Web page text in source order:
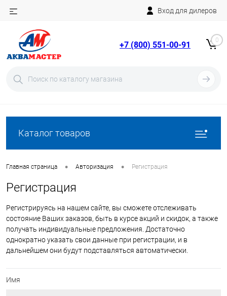
Вход для дилеров
+7 (800) 551-00-91 0
Каталог товаров
Главная страница • Авторизация • Регистрация
Регистрация
Регистрируясь на нашем сайте, вы сможете отслеживать
состояние Ваших заказов, быть в курсе акций и скидок, а также
получать индивидуальные предложения. Достаточно
однократно указать свои данные при регистрации, и в
дальнейшем они будут подставляться автоматически.
Имя